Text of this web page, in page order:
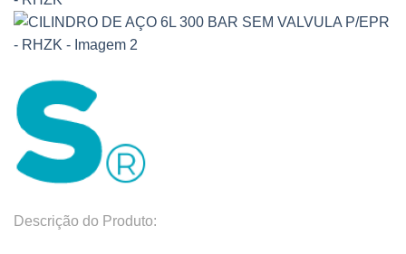
Descrição do Produto: